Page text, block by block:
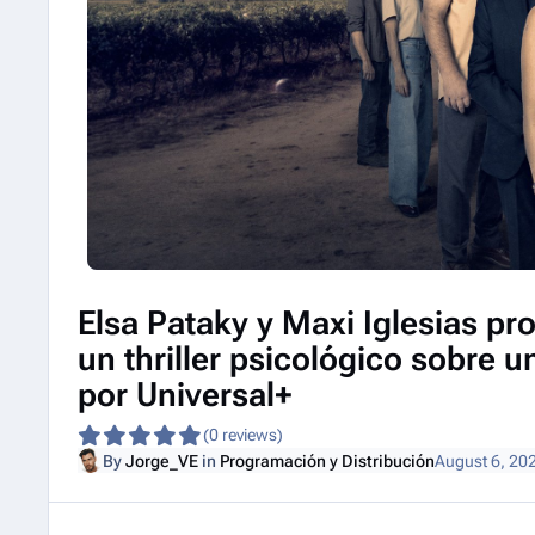
Elsa Pataky y Maxi Iglesias
un thriller psicológico sobre
por Universal+
(0 reviews)
ByJorge_VEin Programación y DistribuciónAugust 6,